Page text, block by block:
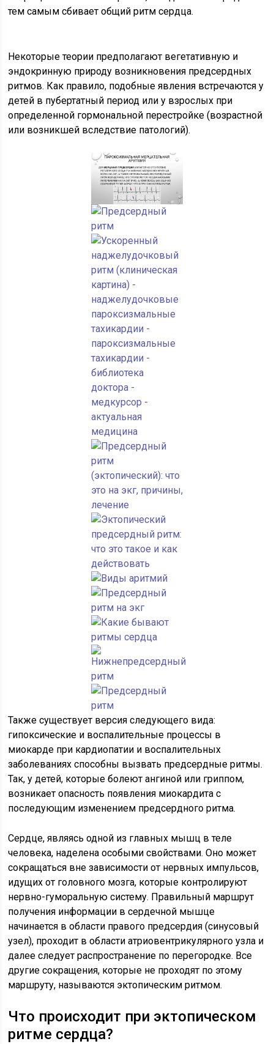
тем самым сбивает общий ритм сердца.
Некоторые теории предполагают вегетативную и
эндокринную природу возникновения предсердных
ритмов. Как правило, подобные явления встречаются у
детей в пубертатный период или у взрослых при
определенной гормональной перестройке (возрастной
или возникшей вследствие патологий).
Также существует версия следующего вида:
гипоксические и воспалительные процессы в
миокарде при кардиопатии и воспалительных
заболеваниях способны вызвать предсердные ритмы.
Так, у детей, которые болеют ангиной или гриппом,
возникает опасность появления миокардита с
последующим изменением предсердного ритма.
Сердце, являясь одной из главных мышц в теле
человека, наделена особыми свойствами. Оно может
сокращаться вне зависимости от нервных импульсов,
идущих от головного мозга, которые контролируют
нервно-гуморальную систему. Правильный маршрут
получения информации в сердечной мышце
начинается в области правого предсердия (синусовый
узел), проходит в области атриовентрикулярного узла и
далее следует распространение по перегородке. Все
другие сокращения, которые не проходят по этому
маршруту, называются эктопическим ритмом.
Что происходит при эктопическом
ритме сердца?